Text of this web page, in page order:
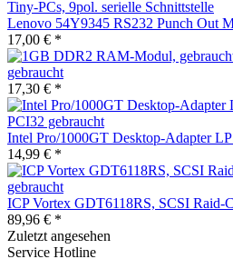
Lenovo 54Y9345 RS232 Punch Out
17,00 € *
gebraucht
17,30 € *
Intel Pro/1000GT Desktop-Adapter
14,99 € *
ICP Vortex GDT6118RS, SCSI Raid-
89,96 € *
Zuletzt angesehen
Service Hotline